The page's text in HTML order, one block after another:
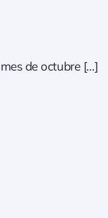
de octubre [...]